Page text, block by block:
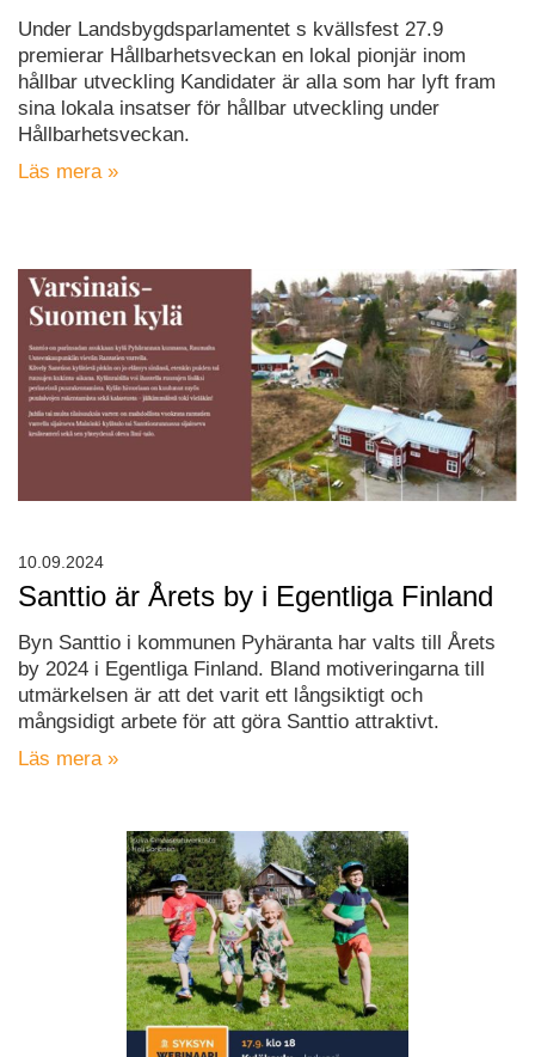
Under Landsbygdsparlamentet s kvällsfest 27.9
premierar Hållbarhetsveckan en lokal pionjär inom
hållbar utveckling Kandidater är alla som har lyft fram
sina lokala insatser för hållbar utveckling under
Hållbarhetsveckan.
Läs mera »
Santtio är Årets by i Egentliga Finland
Byn Santtio i kommunen Pyhäranta har valts till Årets
by 2024 i Egentliga Finland. Bland motiveringarna till
utmärkelsen är att det varit ett långsiktigt och
mångsidigt arbete för att göra Santtio attraktivt.
Läs mera »
10.09.2024